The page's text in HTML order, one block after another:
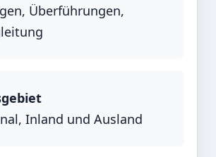
Überführungen,
Inland und Ausland